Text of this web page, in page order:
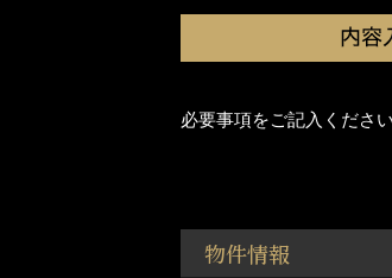
必要事項をご記入ください
物件情報